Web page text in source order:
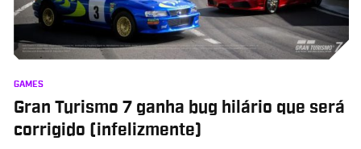
GAMES
Gran Turismo 7 ganha bug hilário que será
corrigido (infelizmente)